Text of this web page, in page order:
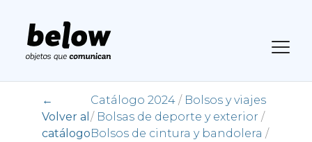
←
Volver al
catálogo
Catálogo 2024 / Bolsos y viajes
/ Bolsas de deporte y exterior /
Bolsos de cintura y bandolera /